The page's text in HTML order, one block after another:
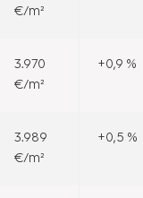
€/m²
3.970
€/m²
+0,9 %
3.989
€/m²
+0,5 %